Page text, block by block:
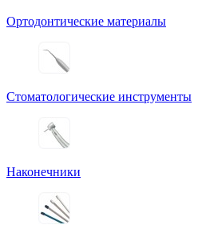
Ортодонтические материалы
Стоматологические инструменты
Наконечники